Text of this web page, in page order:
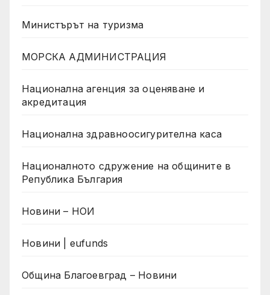
Министърът на туризма
МОРСКА АДМИНИСТРАЦИЯ
Национална агенция за оценяване и
акредитация
Национална здравноосигурителна каса
Националното сдружение на общините в
Република България
Новини – НОИ
Новини | eufunds
Община Благоевград – Новини